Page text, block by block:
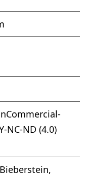
NC-ND (4.0)